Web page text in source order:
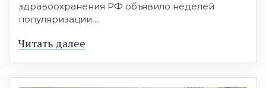
здравоохранения РФ объявило неделей
популяризации ...
Читать далее